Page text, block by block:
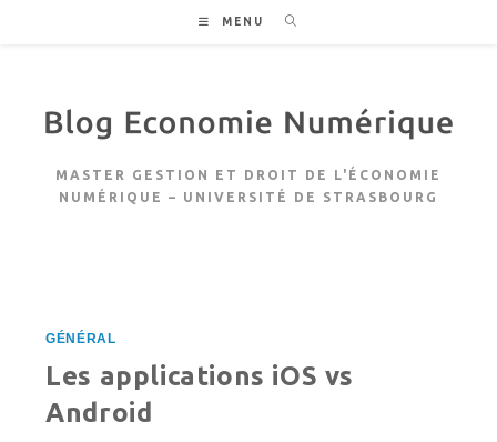
MENU
MASTER GESTION ET DROIT DE L'ÉCONOMIE
NUMÉRIQUE – UNIVERSITÉ DE STRASBOURG
GÉNÉRAL
Les applications iOS vs
Android